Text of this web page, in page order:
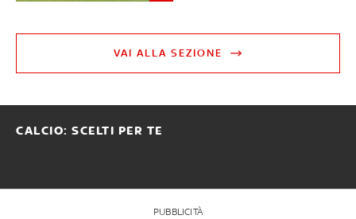
VAI ALLA SEZIONE
CALCIO: SCELTI PER TE
PUBBLICITÀ